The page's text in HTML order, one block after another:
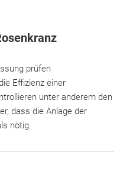
prüfen
Effizienz einer
unter anderem den
dass die Anlage der
nötig.